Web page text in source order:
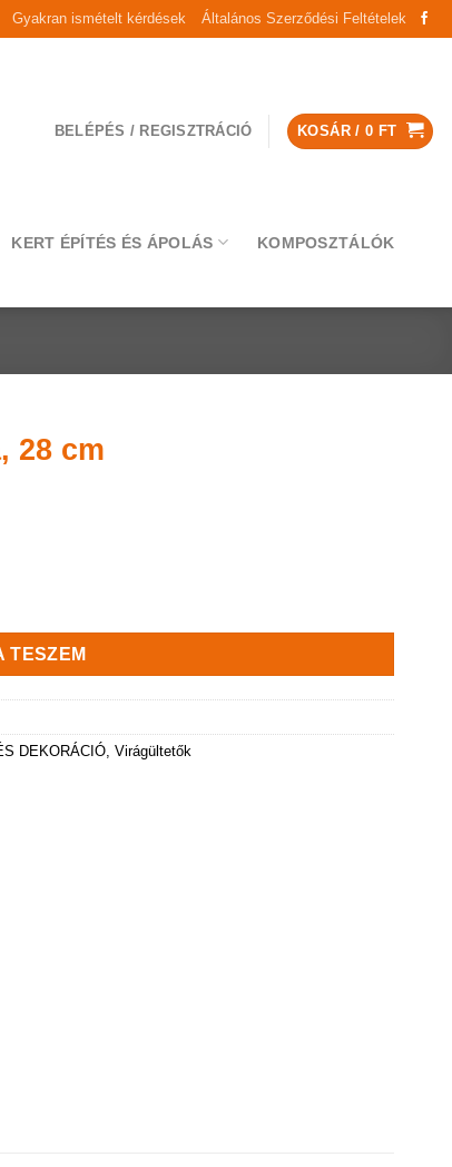
Gyakran ismételt kérdések Általános Szerződési Feltételek
BELÉPÉS / REGISZTRÁCIÓ KOSÁR /0 FT
KERT ÉPÍTÉS ÉS ÁPOLÁS KOMPOSZTÁLÓK
28 cm
TESZEM
DEKORÁCIÓ ,Virágültetők